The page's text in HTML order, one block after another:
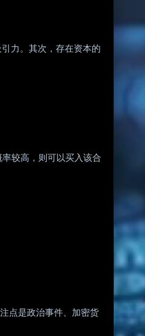
力。其次，存在资本的
较高，则可以买入该合
点是政治事件、加密货